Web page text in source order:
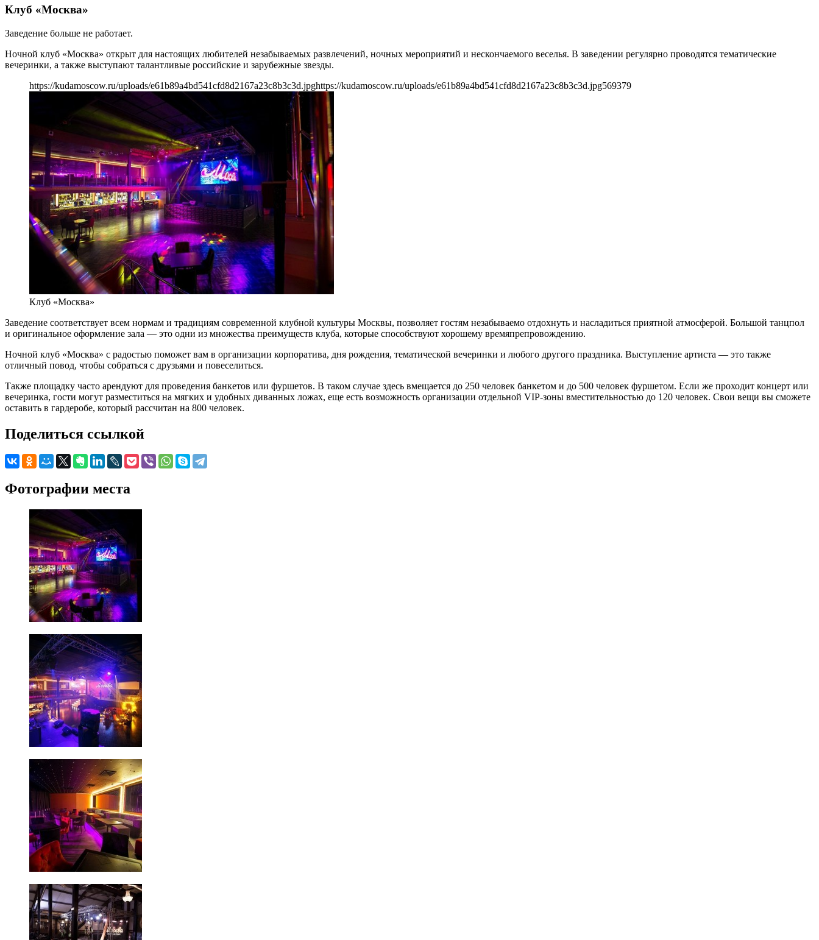
Клуб «Москва»
Заведение больше не работает.
Ночной клуб «Москва» открыт для настоящих любителей незабываемых развлечений, ночных мероприятий и нескончаемого веселья. В заведении регулярно проводятся тематические
вечеринки, а также выступают талантливые российские и зарубежные звезды.
https://kudamoscow.ru/uploads/e61b89a4bd541cfd8d2167a23c8b3c3d.jpghttps://kudamoscow.ru/uploads/e61b89a4bd541cfd8d2167a23c8b3c3d.jpg569379
Клуб «Москва»
Заведение соответствует всем нормам и традициям современной клубной культуры Москвы, позволяет гостям незабываемо отдохнуть и насладиться приятной атмосферой. Большой танцпол
и оригинальное оформление зала — это одни из множества преимуществ клуба, которые способствуют хорошему времяпрепровождению.
Ночной клуб «Москва» с радостью поможет вам в организации корпоратива, дня рождения, тематической вечеринки и любого другого праздника. Выступление артиста — это также
отличный повод, чтобы собраться с друзьями и повеселиться.
Также площадку часто арендуют для проведения банкетов или фуршетов. В таком случае здесь вмещается до 250 человек банкетом и до 500 человек фуршетом. Если же проходит концерт или
вечеринка, гости могут разместиться на мягких и удобных диванных ложах, еще есть возможность организации отдельной VIP-зоны вместительностью до 120 человек. Свои вещи вы сможете
оставить в гардеробе, который рассчитан на 800 человек.
Поделиться ссылкой
Фотографии места